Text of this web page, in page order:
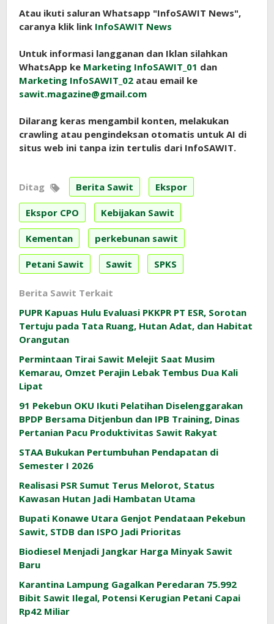
Atau ikuti saluran Whatsapp "InfoSAWIT News",
caranya klik link InfoSAWIT News
Untuk informasi langganan dan Iklan silahkan
WhatsApp ke Marketing InfoSAWIT_01 dan
Marketing InfoSAWIT_02 atau email ke
sawit.magazine@gmail.com
Dilarang keras mengambil konten, melakukan
crawling atau pengindeksan otomatis untuk AI di
situs web ini tanpa izin tertulis dari InfoSAWIT.
Ditag Berita Sawit Ekspor
Ekspor CPO Kebijakan Sawit
Kementan perkebunan sawit
Petani Sawit Sawit SPKS
Berita Sawit Terkait
PUPR Kapuas Hulu Evaluasi PKKPR PT ESR, Sorotan
Tertuju pada Tata Ruang, Hutan Adat, dan Habitat
Orangutan
Permintaan Tirai Sawit Melejit Saat Musim
Kemarau, Omzet Perajin Lebak Tembus Dua Kali
Lipat
91 Pekebun OKU Ikuti Pelatihan Diselenggarakan
BPDP Bersama Ditjenbun dan IPB Training, Dinas
Pertanian Pacu Produktivitas Sawit Rakyat
STAA Bukukan Pertumbuhan Pendapatan di
Semester I 2026
Realisasi PSR Sumut Terus Melorot, Status
Kawasan Hutan Jadi Hambatan Utama
Bupati Konawe Utara Genjot Pendataan Pekebun
Sawit, STDB dan ISPO Jadi Prioritas
Biodiesel Menjadi Jangkar Harga Minyak Sawit
Baru
Karantina Lampung Gagalkan Peredaran 75.992
Bibit Sawit Ilegal, Potensi Kerugian Petani Capai
Rp42 Miliar